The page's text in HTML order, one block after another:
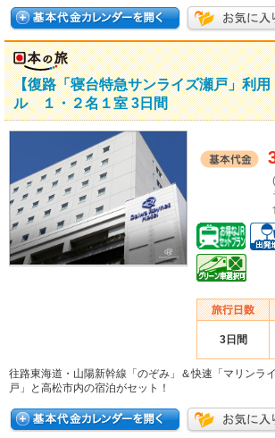
【復路「寝台特急サンライズ瀬戸」利
ル １・２名１室 3日間
3日間
往路東海道・山陽新幹線「のぞみ」＆快速「マリンラ
戸」と高松市内の宿泊がセット！